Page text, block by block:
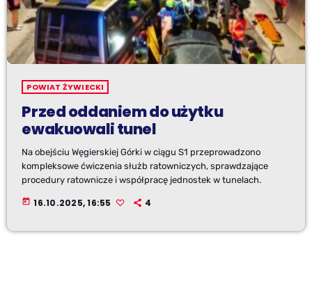
POWIAT ŻYWIECKI
Przed oddaniem do użytku
ewakuowali tunel
Na obejściu Węgierskiej Górki w ciągu S1 przeprowadzono
kompleksowe ćwiczenia służb ratowniczych, sprawdzające
procedury ratownicze i współpracę jednostek w tunelach.
today 16.10.2025, 16:55 4